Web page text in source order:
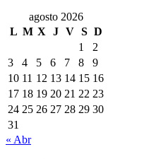
agosto 2026
L M X J V S D
1
2
3
4 5 6 7 8
9
10 11 12 13 14 15 16
17 18 19 20 21 22 23
24 25 26 27 28 29 30
31
« Abr